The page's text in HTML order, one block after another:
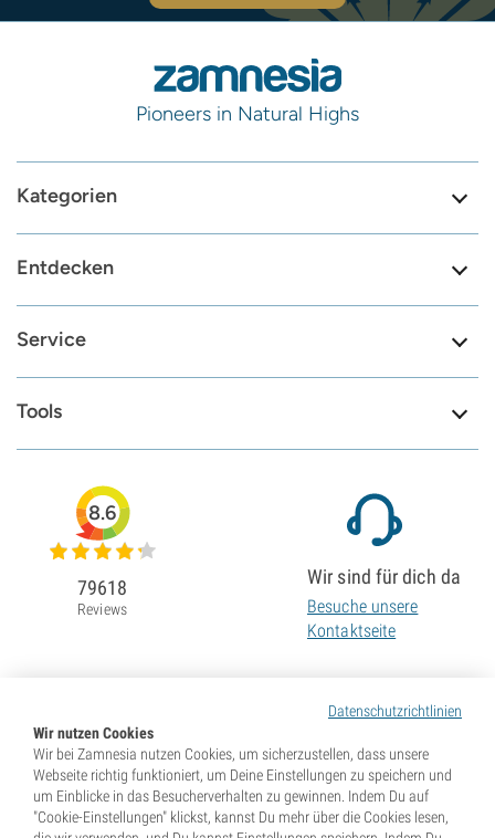
Pioneers in Natural Highs
Kategorien
Entdecken
Service
Tools
Datenschutzrichtlinien
Wir nutzen Cookies
Wir bei Zamnesia nutzen Cookies, um sicherzustellen, dass unsere
Webseite richtig funktioniert, um Deine Einstellungen zu speichern und
um Einblicke in das Besucherverhalten zu gewinnen. Indem Du auf
"Cookie-Einstellungen" klickst, kannst Du mehr über die Cookies lesen,
8.6
79618
Reviews
Wir sind für dich da
Besuche unsere
Kontaktseite